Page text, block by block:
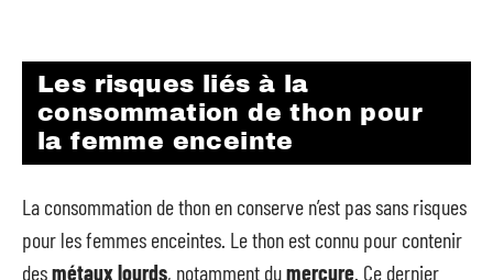
Les risques liés à la
consommation de thon pour
la femme enceinte
La consommation de thon en conserve n’est pas sans risques
pour les femmes enceintes. Le thon est connu pour contenir
desmétaux lourds, notamment dumercure . Ce dernier